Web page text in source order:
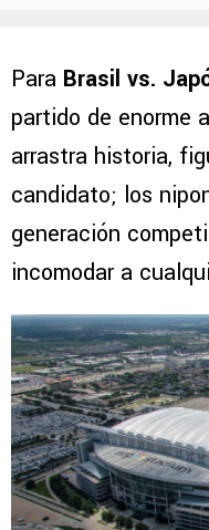
Para Brasil vs.
partido de enorme
arrastra historia,
candidato; los
generación
incomodar a